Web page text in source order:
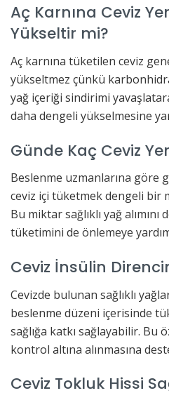
Aç Karnına Ceviz
Yükseltir mi?
Aç karnına tüketilen ceviz
yükseltmez çünkü
yağ içeriği sindirimi
daha dengeli yükselmesine
Günde Kaç Ceviz
Beslenme uzmanlarına göre
ceviz içi tüketmek dengeli bir
Bu miktar sağlıklı yağ
tüketimini de önlemeye
Ceviz İnsülin
Cevizde bulunan sağlıklı
beslenme düzeni içerisinde
sağlığa katkı sağlayabilir.
kontrol altına alınmasına
Ceviz Tokluk Hissi